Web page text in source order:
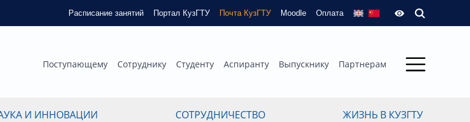
Расписание занятий Портал КузГТУ Почта КузГТУ Moodle Оплата
Поступающему Сотруднику Студенту Аспиранту Выпускнику Партнерам
И ИННОВАЦИИ СОТРУДНИЧЕСТВО ЖИЗНЬ В КУЗГТУ